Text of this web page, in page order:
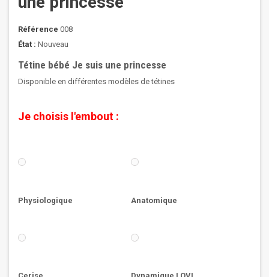
Référence 008
État : Nouveau
Tétine bébé Je suis une princesse
Disponible en différentes modèles de tétines
Je choisis l'embout :
Physiologique Anatomique